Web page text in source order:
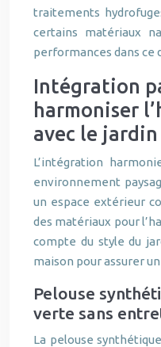
traitements
certains matériaux
performances dans ce
Intégration
harmoniser
avec le jardin
L’intégration
environnement
un espace extérieur
des matériaux pour
compte du style du
maison pour assurer
Pelouse
verte sans
La pelouse